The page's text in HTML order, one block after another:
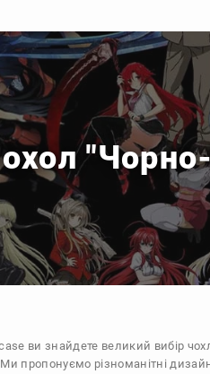
ви знайдете великий вибір
пропонуємо різноманітні